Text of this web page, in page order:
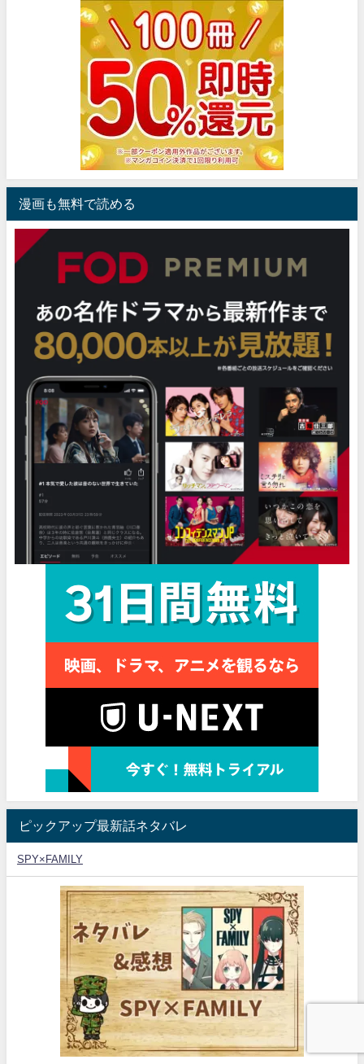
漫画も無料で読める
ピックアップ最新話ネタバレ
SPY×FAMILY